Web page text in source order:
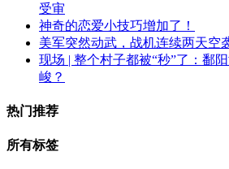
受审
神奇的恋爱小技巧增加了！
美军突然动武，战机连续两天空
现场 | 整个村子都被“秒”了：鄱
峻？
热门推荐
所有标签